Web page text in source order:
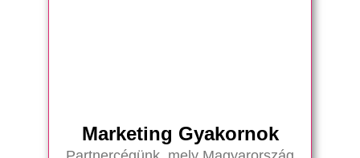
Marketing Gyakornok